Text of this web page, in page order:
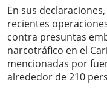
En sus
recientes
contra presuntas
narcotráfico en el
mencionadas por
alrededor de 210